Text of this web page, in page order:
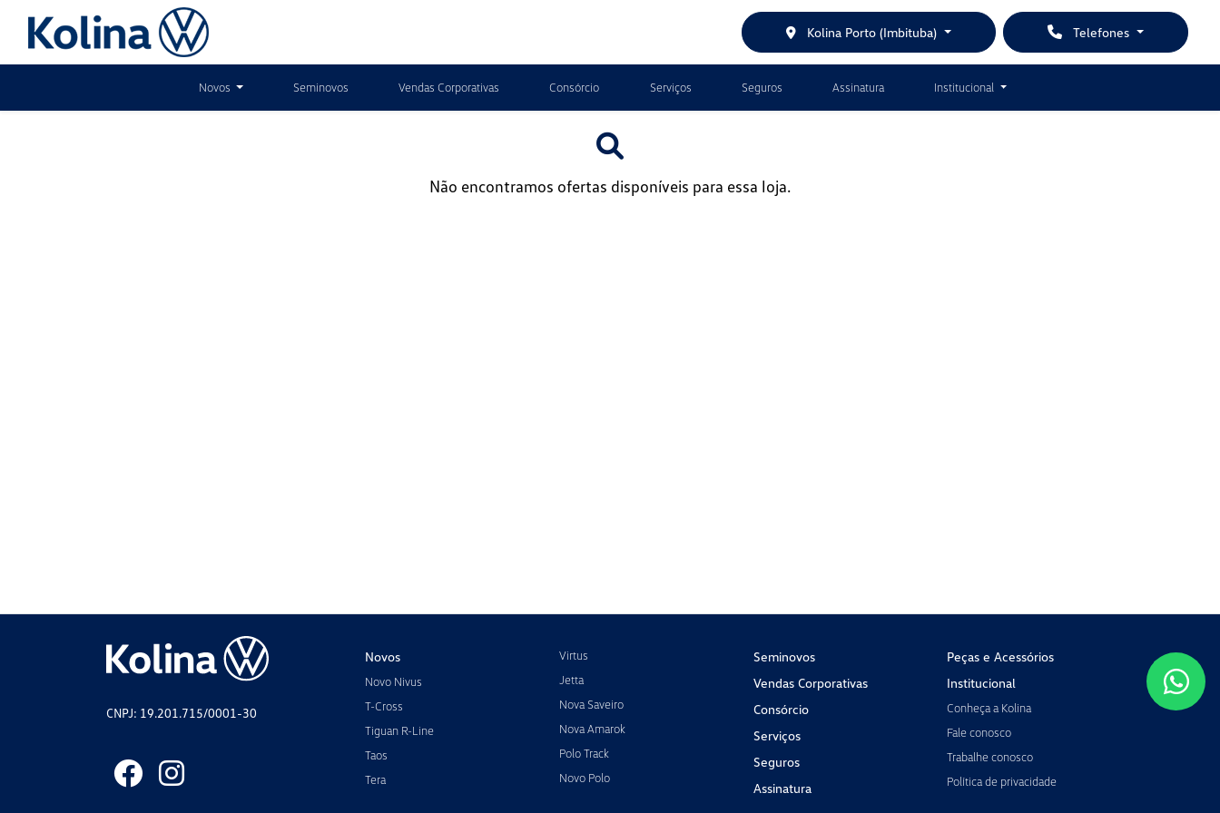
Telefones
Kolina Porto (Imbituba)
Novos Seminovos Vendas Corporativas Consórcio Serviços Seguros Assinatura Institucional
Não encontramos ofertas disponíveis para essa loja.
CNPJ: 19.201.715/0001-30
Novos
Novo Nivus
T-Cross
Tiguan R-Line
Taos
Tera
Virtus
Jetta
Nova Saveiro
Nova Amarok
Polo Track
Novo Polo
Seminovos
Vendas Corporativas
Consórcio
Serviços
Seguros
Assinatura
Peças e Acessórios
Institucional
Conheça a Kolina
Fale conosco
Trabalhe conosco
Política de privacidade